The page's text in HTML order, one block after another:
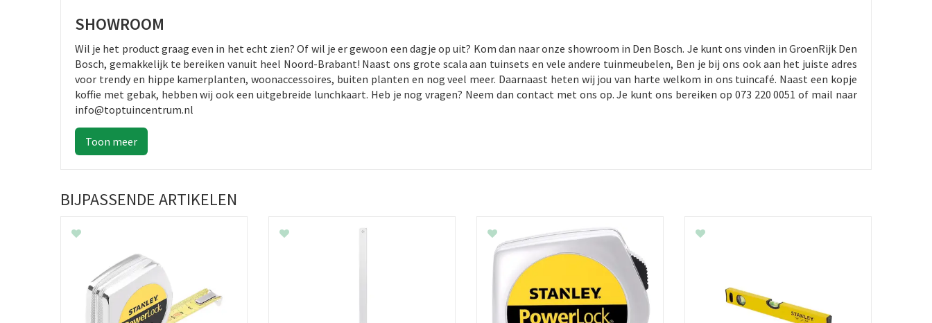
SHOWROOM
Wil je het product graag even in het echt zien? Of wil je er gewoon een dagje op uit? Kom dan naar onze showroom in Den Bosch. Je kunt ons vinden in GroenRijk Den
Bosch, gemakkelijk te bereiken vanuit heel Noord-Brabant! Naast ons grote scala aan tuinsets en vele andere tuinmeubelen, Ben je bij ons ook aan het juiste adres
voor trendy en hippe kamerplanten, woonaccessoires, buiten planten en nog veel meer. Daarnaast heten wij jou van harte welkom in ons tuincafé. Naast een kopje
koffie met gebak, hebben wij ook een uitgebreide lunchkaart. Heb je nog vragen? Neem dan contact met ons op. Je kunt ons bereiken op 073 220 0051 of mail naar
info@toptuincentrum.nl
BIJPASSENDE ARTIKELEN